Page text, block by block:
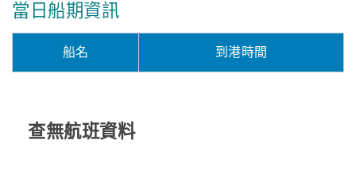
當日船期資訊
船名 到港時間
查無航班資料